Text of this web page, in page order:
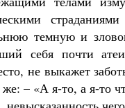
темную и
себя почти
не выкажет
– «А я-то, а я-то